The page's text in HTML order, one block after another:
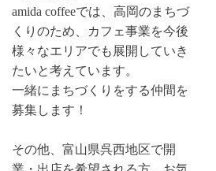
amida coffeeでは、高岡のまちづ
くりのため、カフェ事業を今後
様々なエリアでも展開していき
たいと考えています。
一緒にまちづくりをする仲間を
募集します！
その他、富山県呉西地区で開